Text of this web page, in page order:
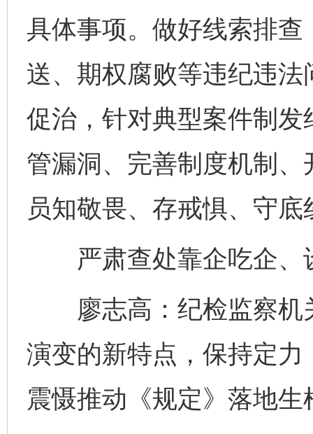
具体事项。做好线索排
送、期权腐败等违纪违
促治，针对典型案件制
管漏洞、完善制度机制
员知敬畏、存戒惧、守底
严肃查处靠企吃企、
廖志高：纪检监察机
演变的新特点，保持定
震慑推动《规定》落地